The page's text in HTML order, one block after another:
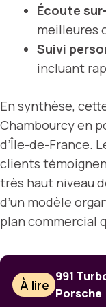
Écoute
meilleures
Suivi
incluant
En synthèse,
Chambourcy en
d’Île-de-France.
clients
très haut niveau
d’un modèle
plan commercial
À lire
991
Porsche